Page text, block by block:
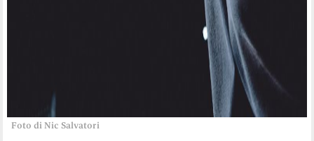
Foto di Nic Salvatori